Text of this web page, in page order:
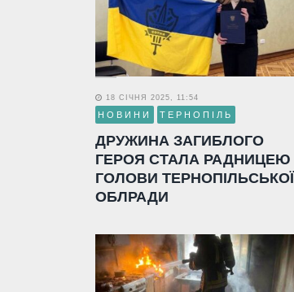
18 СІЧНЯ 2025, 11:54
НОВИНИ ТЕРНОПІЛЬ
ДРУЖИНА ЗАГИБЛОГО
ГЕРОЯ СТАЛА РАДНИЦЕЮ
ГОЛОВИ ТЕРНОПІЛЬСЬКОЇ
ОБЛРАДИ